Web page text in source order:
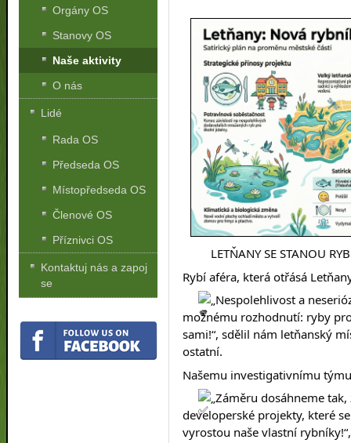
LETŇANY SE STANOU
Rybí aféra, která otřásá
„Nespolehlivost a
možnému rozhodnutí: ryby
sami!“, sdělil nám letňanský
ostatní.
Našemu investigativnímu
„Záměru dosáhneme
developerské projekty, které
vyrostou naše vlastní
Orgány OS
Stanovy OS
Naše aktivity
O nás
Lidé
Rada OS
Předseda OS
Místopředseda OS
Členové OS
Příznivci OS
Kontaktuj nás a zapoj
se